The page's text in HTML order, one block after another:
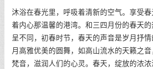
沐浴在春光里，呼吸着清新的空气。享受
着内心那温馨的港湾。和三四月份的春天
呈不同，初春时节，春天的声音是岁月抒
月高雅优美的圆舞，如高山流水的天籁之
梵音，滋润人们的心灵。春天，绽放的浓